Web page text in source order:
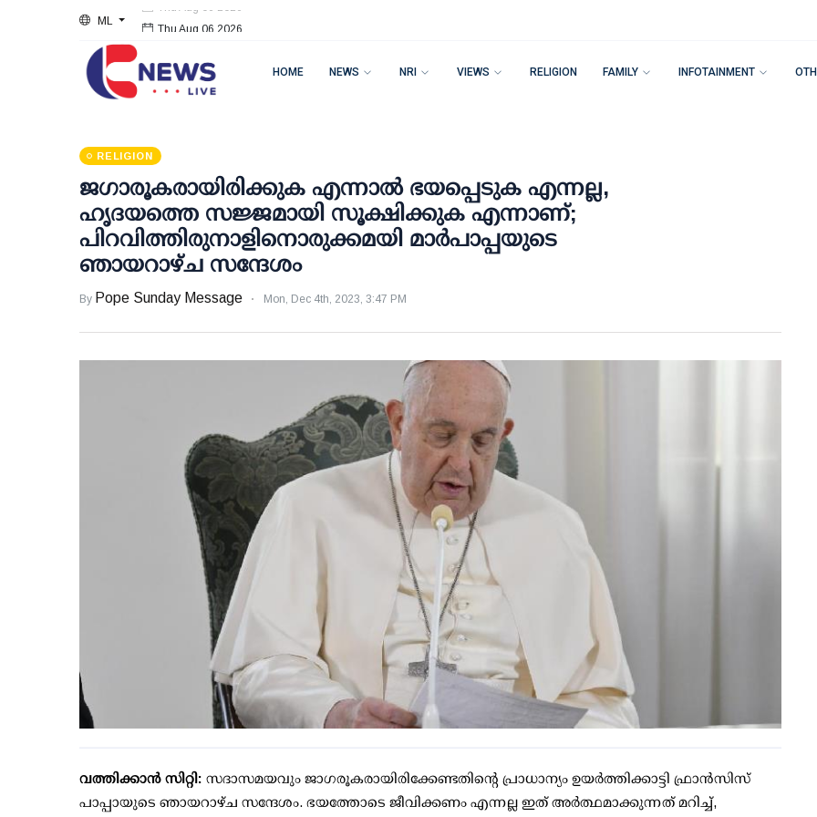
ML Thu Aug 06 2026
HOME NEWS NRI VIEWS RELIGION FAMILY INFOTAINMENT
RELIGION
ജഗാരൂകരായിരിക്കുക എന്നാൽ ഭയപ്പെടുക എന്നല്ല,
ഹൃദയത്തെ സജ്ജമായി സൂക്ഷിക്കുക എന്നാണ്;
പിറവിത്തിരുനാളിനൊരുക്കമയി മാർപാപ്പയുടെ
ഞായറാഴ്ച സന്ദേശം
By Pope Sunday Message Mon, Dec 4th, 2023, 3:47 PM
വത്തിക്കാൻ സിറ്റി: സദാസമയവും ജാഗരൂകരായിരിക്കേണ്ടതിന്റെ പ്രാധാന്യം ഉയർത്തിക്കാട്ടി ഫ്രാൻസിസ്
പാപ്പായുടെ ഞായറാഴ്ച സന്ദേശം. ഭയത്തോടെ ജീവിക്കണം എന്നല്ല ഇത് അർത്ഥമാക്കുന്നത് മറിച്ച്,